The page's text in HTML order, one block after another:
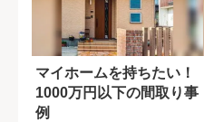
マイホームを持ちたい！
1000万円以下の間取り事
例